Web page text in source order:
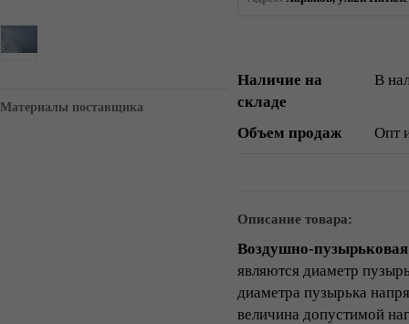
Материалы поставщика
Наличие на
складе
В
Объем продаж Опт
Описание товара:
Воздушно-
являются диаметр
диаметра пузырька
величина допустимой